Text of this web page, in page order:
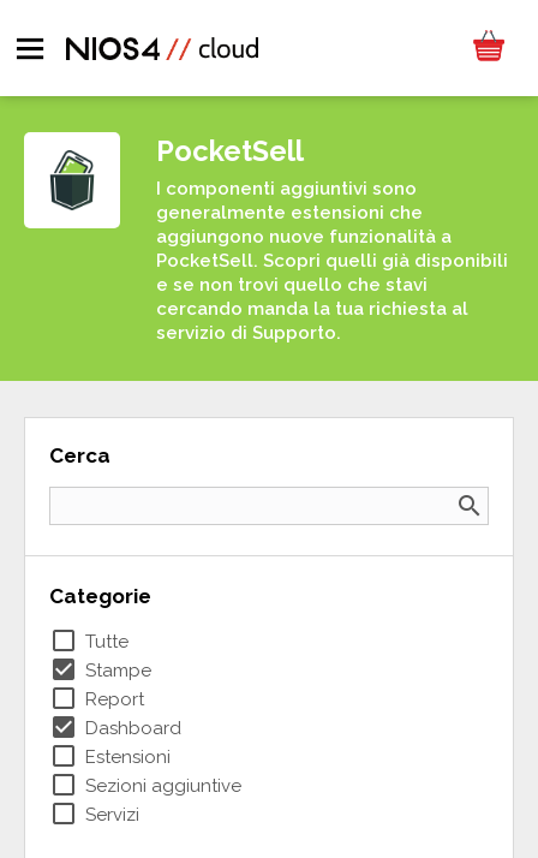
PocketSell
I componenti aggiuntivi sono
generalmente estensioni che
aggiungono nuove funzionalità a
PocketSell. Scopri quelli già disponibili
e se non trovi quello che stavi
cercando manda la tua richiesta al
servizio di Supporto.
Cerca
search
Categorie
check_box_outline_blank Tutte
check_box Stampe
check_box_outline_blank Report
check_box Dashboard
check_box_outline_blank Estensioni
check_box_outline_blank Sezioni aggiuntive
check_box_outline_blank Servizi